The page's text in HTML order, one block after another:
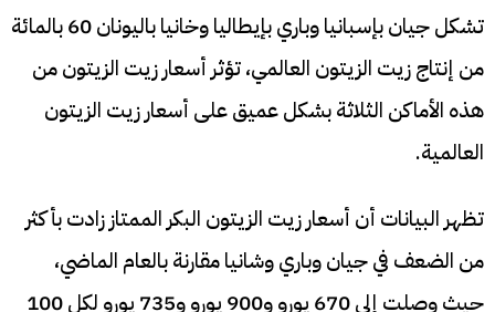
تشكل جيان بإسبانيا وباري بإيطاليا وخانيا باليونان 60 بالمائة
من إنتاج زيت الزيتون العالمي، تؤثر أسعار زيت الزيتون من
هذه الأماكن الثلاثة بشكل عميق على أسعار زيت الزيتون
العالمية.
تظهر البيانات أن أسعار زيت الزيتون البكر الممتاز زادت بأكثر
من الضعف في جيان وباري وشانيا مقارنة بالعام الماضي،
حيث وصلت إلى 670 يورو و900 يورو و735 يورو لكل 100